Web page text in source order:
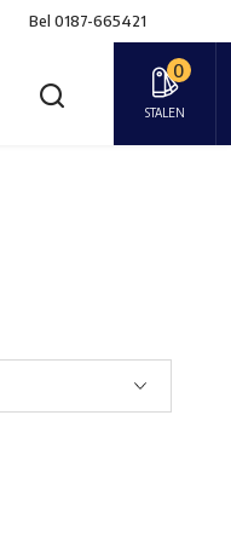
Bel 0187-665421
0
STALEN